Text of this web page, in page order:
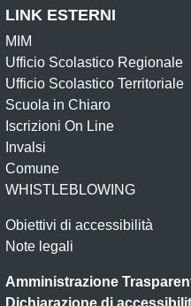
LINK ESTERNI
MIM
Ufficio Scolastico Regionale
Ufficio Scolastico Territoriale
Scuola in Chiaro
Iscrizioni On Line
Invalsi
Comune
WHISTLEBLOWING
Obiettivi di accessibilità
Note legali
Amministrazione
Dichiarazione di